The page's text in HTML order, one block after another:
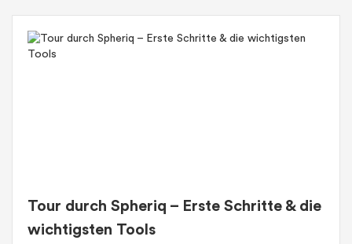
Tour durch Spheriq – Erste Schritte & die
wichtigsten Tools